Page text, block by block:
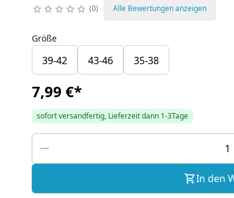
0 Alle Bewertungen anzeigen
Größe
39-42 43-46 35-38
7,99 €*
sofort versandfertig, Lieferzeit dann 1-3Tage
In den